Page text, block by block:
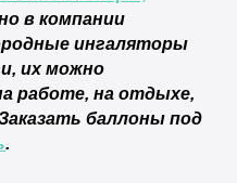
в компании
ингаляторы
их можно
работе, на отдыхе,
баллоны под
.